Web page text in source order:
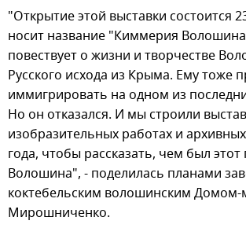
"Открытие этой выставки состоится
носит название "Киммерия
повествует о жизни и творчестве
Русского исхода из Крыма. Ему тоже
иммигрировать на одном из
Но он отказался. И мы строили
изобразительных работах и
года, чтобы рассказать, чем был этот
Волошина", - поделилась планами
коктебельским волошинским Домом-
Мирошниченко.